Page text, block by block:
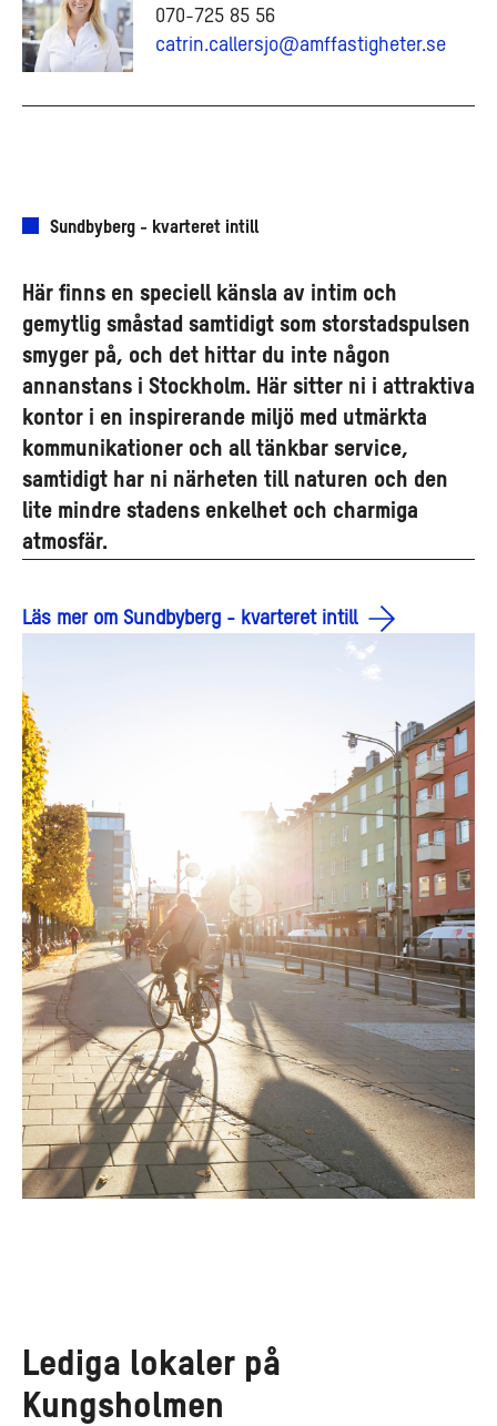
070-725 85 56
catrin.callersjo@amffastigheter.se
Sundbyberg - kvarteret intill
Här finns en speciell känsla av intim och
gemytlig småstad samtidigt som storstadspulsen
smyger på, och det hittar du inte någon
annanstans i Stockholm. Här sitter ni i attraktiva
kontor i en inspirerande miljö med utmärkta
kommunikationer och all tänkbar service,
samtidigt har ni närheten till naturen och den
lite mindre stadens enkelhet och charmiga
atmosfär.
Läs mer om Sundbyberg - kvarteret intill
Lediga lokaler på
Kungsholmen